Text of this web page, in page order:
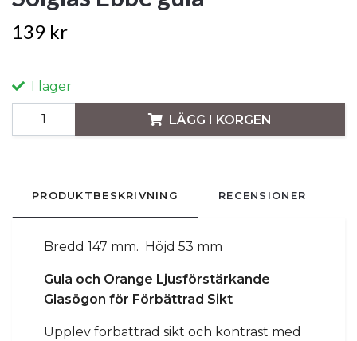
139 kr
I lager
LÄGG I KORGEN
PRODUKTBESKRIVNING RECENSIONER
Bredd 147 mm. Höjd 53 mm
Gula och Orange Ljusförstärkande
Glasögon för Förbättrad Sikt
Upplev förbättrad sikt och kontrast med